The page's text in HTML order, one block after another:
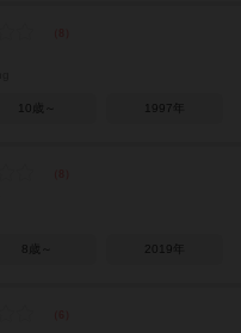
10歳～ 1997年
8歳～ 2019年